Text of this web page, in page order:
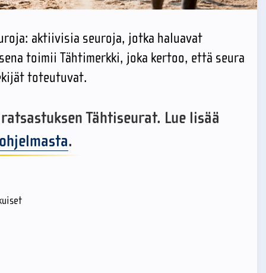
aktiivisia seuroja, jotka haluavat
toimii Tähtimerkki, joka kertoo, että seura
toteutuvat.
Tähtiseurat. Lue lisää
.